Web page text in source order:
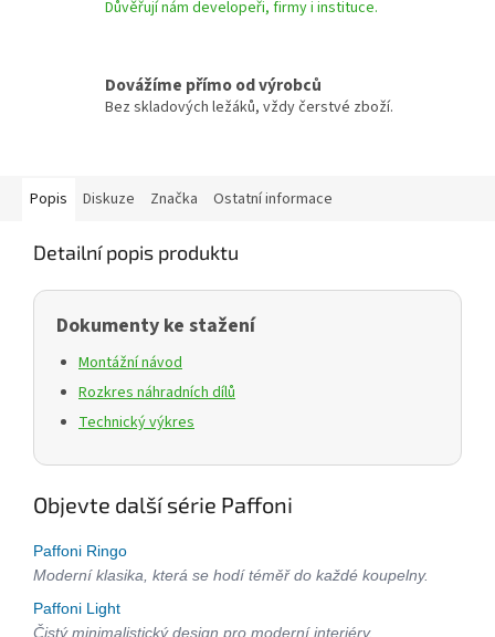
Důvěřují nám developeři, firmy i instituce.
Dovážíme přímo od výrobců
Bez skladových ležáků, vždy čerstvé zboží.
Popis Diskuze Značka Ostatní informace
Detailní popis produktu
Dokumenty ke stažení
Montážní návod
Rozkres náhradních dílů
Technický výkres
Objevte další série Paffoni
Paffoni Ringo
Moderní klasika, která se hodí téměř do každé koupelny.
Paffoni Light
Čistý minimalistický design pro moderní interiéry.